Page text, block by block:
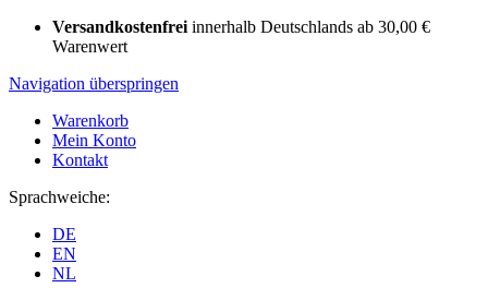
Versandkostenfrei innerhalb Deutschlands ab 30,00 €
Warenwert
Navigation überspringen
Warenkorb
Mein Konto
Kontakt
Sprachweiche:
DE
EN
NL